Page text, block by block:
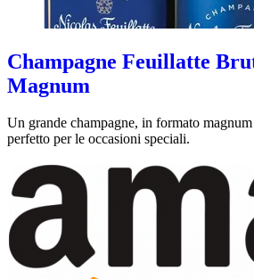
Champagne Feuillatte
Magnum
Un grande champagne, in formato
perfetto per le occasioni speciali.